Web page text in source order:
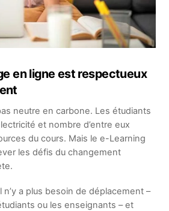
en ligne est respectueux
neutre en carbone. Les étudiants
et nombre d’entre eux
du cours. Mais le e-Learning
les défis du changement
a plus besoin de déplacement –
ou les enseignants – et